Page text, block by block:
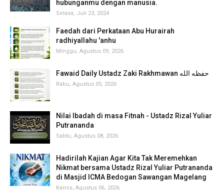
hubunganmu dengan manusia.
Selasa, Juli 23, 2024
Faedah dari Perkataan Abu Hurairah
radhiyallahu 'anhu
Minggu, Agustus 09, 2026
Fawaid Daily Ustadz Zaki Rakhmawan حفظه الله
Rabu, Agustus 05, 2026
Nilai Ibadah di masa Fitnah - Ustadz Rizal Yuliar
Putrananda
Sabtu, Agustus 08, 2026
Hadirilah Kajian Agar Kita Tak Meremehkan
Nikmat bersama Ustadz Rizal Yuliar Putrananda
di Masjid ICMA Bedogan Sawangan Magelang
Kamis, Agustus 06, 2026